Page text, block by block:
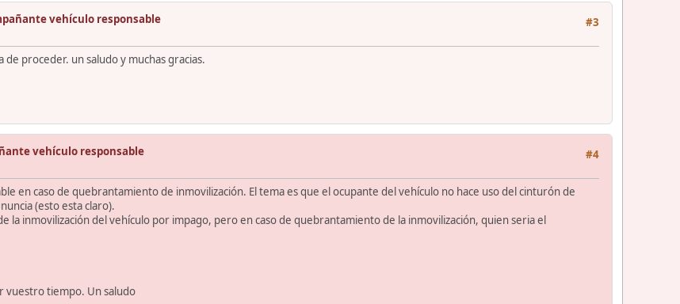
#3
vehículo responsable
proceder. un saludo y muchas gracias.
#4
vehículo responsable
en caso de quebrantamiento de inmovilización. El tema es que el ocupante del vehículo no hace uso del cinturón de
(esto esta claro).
la inmovilización del vehículo por impago, pero en caso de quebrantamiento de la inmovilización, quien seria el
vuestro tiempo. Un saludo